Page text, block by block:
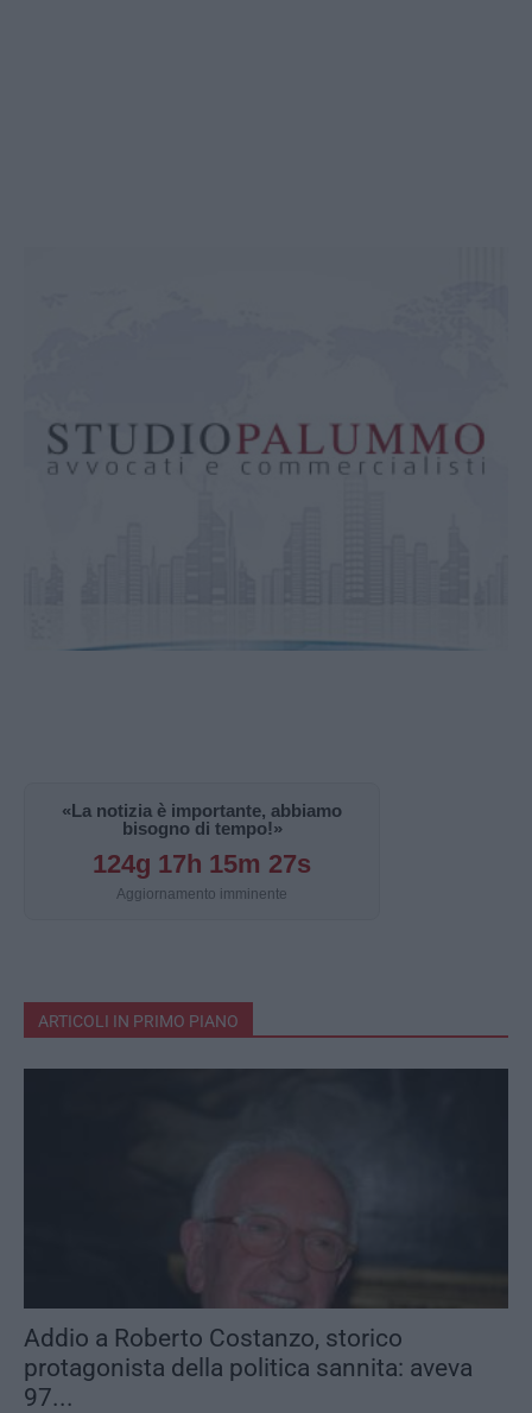
«La notizia è importante, abbiamo
bisogno di tempo!»
124g 17h 15m 26s
Aggiornamento imminente
ARTICOLI IN PRIMO PIANO
Addio a Roberto Costanzo, storico
protagonista della politica sannita: aveva
97...